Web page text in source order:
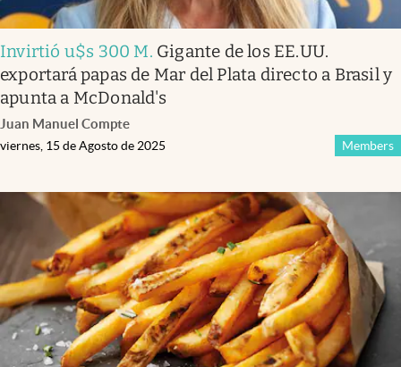
Invirtió u$s 300 M. Gigante de los EE.UU.
exportará papas de Mar del Plata directo a Brasil y
apunta a McDonald's
Juan Manuel Compte
Members
viernes, 15 de Agosto de 2025